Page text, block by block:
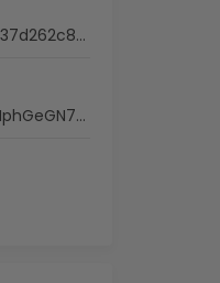
0xd1d2eb1b1e90b638588728b4130137d262c87cae
eEUiUs4JWYZrp72djAGF1A8PhpR6rHphGeGN7GbVLp6